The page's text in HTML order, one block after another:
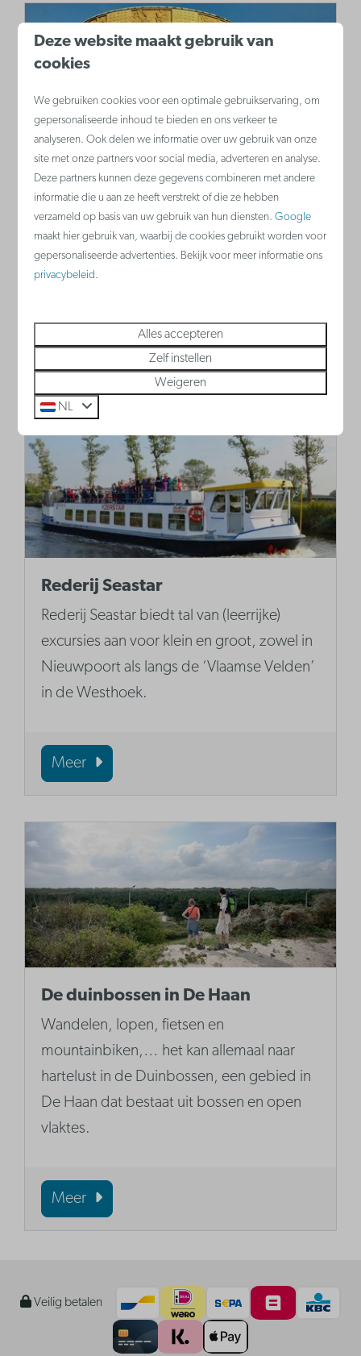
Westfront Nieuwpoort
en ontdek het verhaal van de
onderwaterzetting van de poldervlakte
tijdens WO I.
Rederij Seastar
Rederij Seastar biedt tal van (leerrijke)
excursies aan voor klein en groot, zowel in
Nieuwpoort als langs de ‘Vlaamse Velden’
in de Westhoek.
Meer
De duinbossen in De Haan
Wandelen, lopen, fietsen en
mountainbiken,… het kan allemaal naar
hartelust in de Duinbossen, een gebied in
De Haan dat bestaat uit bossen en open
vlaktes.
Meer
Veilig betalen
Deze website maakt gebruik van
cookies
We gebruiken cookies voor een optimale gebruikservaring, om
gepersonaliseerde inhoud te bieden en ons verkeer te
analyseren. Ook delen we informatie over uw gebruik van onze
site met onze partners voor social media, adverteren en analyse.
Deze partners kunnen deze gegevens combineren met andere
informatie die u aan ze heeft verstrekt of die ze hebben
verzameld op basis van uw gebruik van hun diensten.Google
maakt hier gebruik van, waarbij de cookies gebruikt worden voor
gepersonaliseerde advertenties. Bekijk voor meer informatie ons
privacybeleid.
Alles accepteren
Zelf instellen
Weigeren
NL